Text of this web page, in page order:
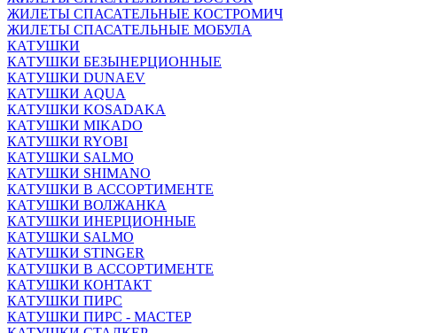
ЖИЛЕТЫ СПАСАТЕЛЬНЫЕ КОСТРОМИЧ
ЖИЛЕТЫ СПАСАТЕЛЬНЫЕ МОБУЛА
КАТУШКИ
КАТУШКИ БЕЗЫНЕРЦИОННЫЕ
КАТУШКИ DUNAEV
КАТУШКИ AQUA
КАТУШКИ KOSADAKA
КАТУШКИ MIKADO
КАТУШКИ RYOBI
КАТУШКИ SALMO
КАТУШКИ SHIMANO
КАТУШКИ В АССОРТИМЕНТЕ
КАТУШКИ ВОЛЖАНКА
КАТУШКИ ИНЕРЦИОННЫЕ
КАТУШКИ SALMO
КАТУШКИ STINGER
КАТУШКИ В АССОРТИМЕНТЕ
КАТУШКИ КОНТАКТ
КАТУШКИ ПИРС
КАТУШКИ ПИРС - МАСТЕР